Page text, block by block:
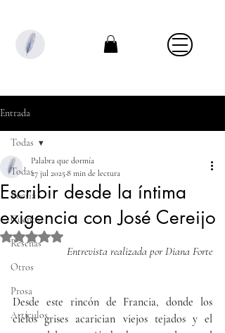
Entrada
Todas
Poesía
Cuento
Reseñas
Otros
Prosa
Artículos
Todas
Escribir desde la íntima
exigencia con José Cereijo
Palabra que dormía
27 jul 20258 min de lectura
Obtuvo NaN de 5 estrellas.
Entrevista realizada por Diana Forte
Desde este rincón de Francia, donde los
cielos grises acarician viejos tejados y el